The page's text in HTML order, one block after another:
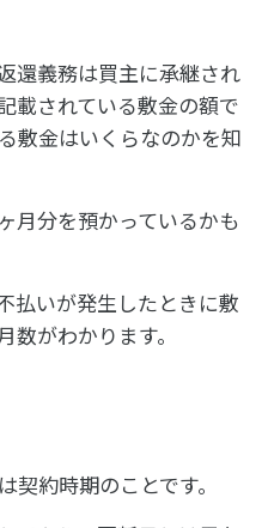
還義務は買主に承継され
載されている敷金の額で
敷金はいくらなのかを知
月分を預かっているかも
払いが発生したときに敷
がわかります。
約時期のことです。